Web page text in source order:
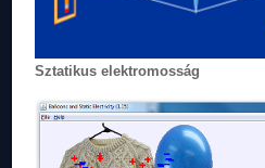
Sztatikus elektromosság